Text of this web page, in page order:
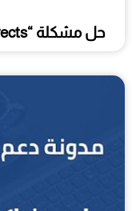
حل مشكلة “Too Many Redirects” في ووردبريس